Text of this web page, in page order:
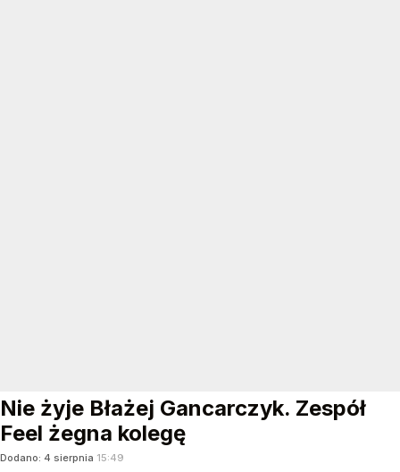
Nie żyje Błażej Gancarczyk. Zespół
Feel żegna kolegę
Dodano: 4 sierpnia 15:49